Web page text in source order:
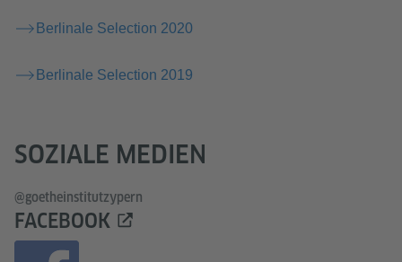
Berlinale Selection 2020
Berlinale Selection 2019
SOZIALE MEDIEN
@goetheinstitutzypern
FACEBOOK